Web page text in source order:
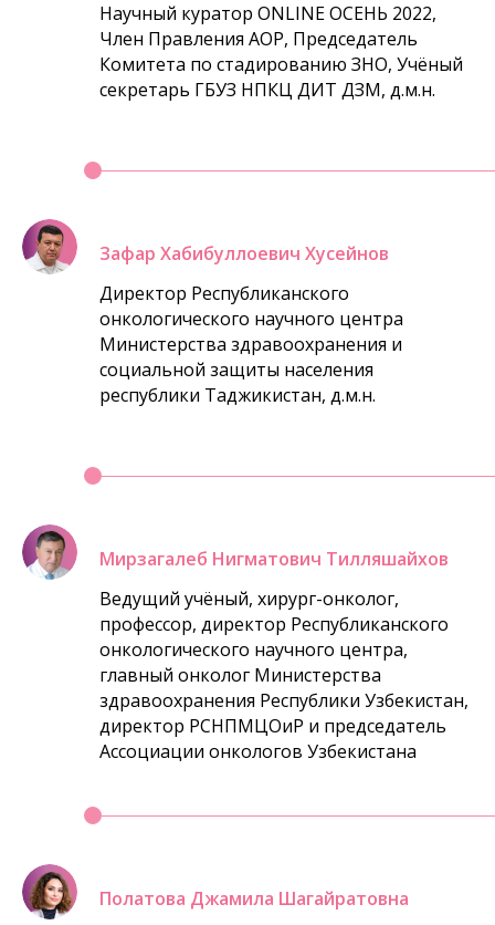
Научный куратор ONLINE ОСЕНЬ 2022,
Член Правления АОР, Председатель
Комитета по стадированию ЗНО, Учёный
секретарь ГБУЗ НПКЦ ДИТ ДЗМ, д.м.н.
Зафар Хабибуллоевич Хусейнов
Директор Республиканского
онкологического научного центра
Министерства здравоохранения и
социальной защиты населения
республики Таджикистан, д.м.н.
Мирзагалеб Нигматович Тилляшайхов
Ведущий учёный, хирург-онколог,
профессор, директор Республиканского
онкологического научного центра,
главный онколог Министерства
здравоохранения Республики Узбекистан,
директор РСНПМЦОиР и председатель
Ассоциации онкологов Узбекистана
Полатова Джамила Шагайратовна